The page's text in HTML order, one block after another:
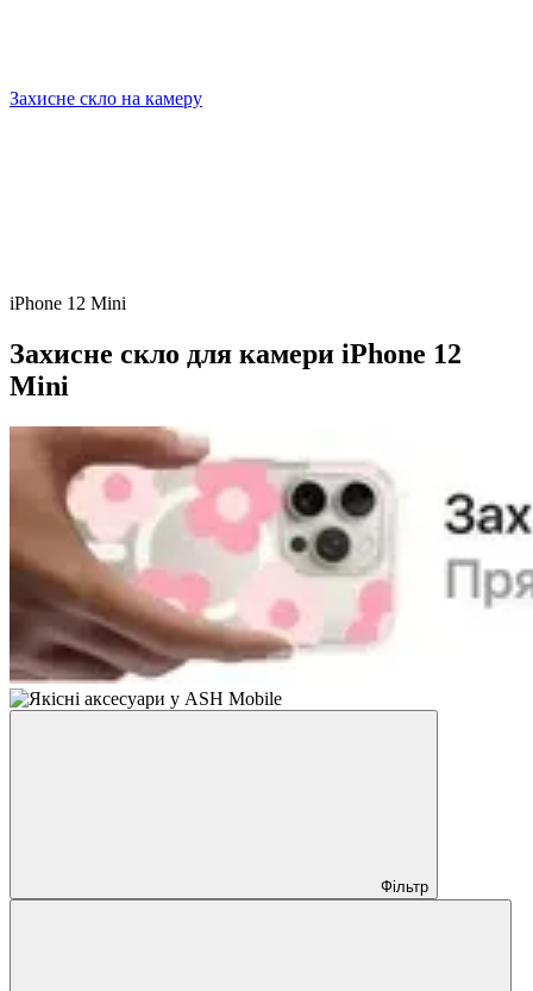
Захисне скло на камеру
iPhone 12 Mini
Захисне скло для камери iPhone 12
Mini
Фільтр